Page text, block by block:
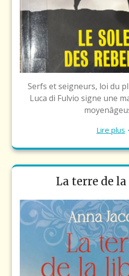
Serfs et seigneurs, loi du
Luca di Fulvio signe une
Lire plus
La terre de